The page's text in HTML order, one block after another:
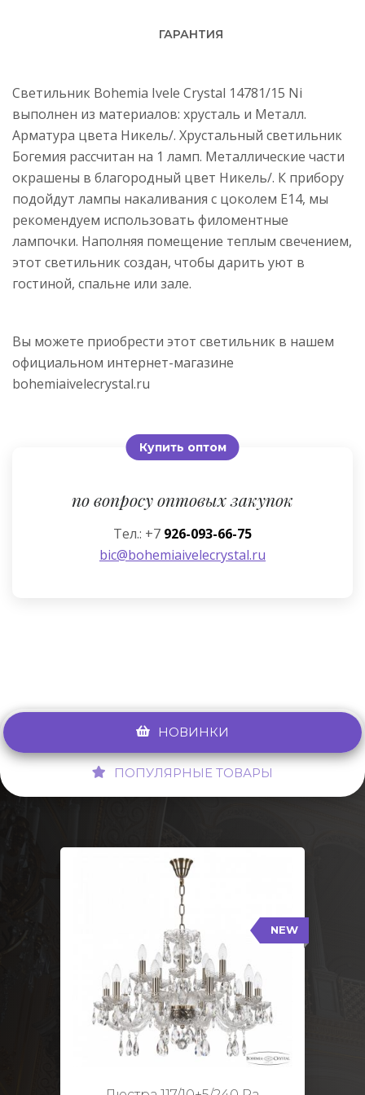
ГАРАНТИЯ
Светильник Bohemia Ivele Crystal 14781/15 Ni
выполнен из материалов: хрусталь и Металл.
Арматура цвета Никель/. Хрустальный светильник
Богемия рассчитан на 1 ламп. Металлические части
окрашены в благородный цвет Никель/. К прибору
подойдут лампы накаливания с цоколем E14, мы
рекомендуем использовать филоментные
лампочки. Наполняя помещение теплым свечением,
этот светильник создан, чтобы дарить уют в
гостиной, спальне или зале.
Вы можете приобрести этот светильник в нашем
официальном интернет-магазине
bohemiaivelecrystal.ru
Купить оптом
по вопросу оптовых закупок
Тел.: +7 926-093-66-75
bic@bohemiaivelecrystal.ru
НОВИНКИ
ПОПУЛЯРНЫЕ ТОВАРЫ
NEW
117/10+5/240 Pa
Тип: Стеклянный рожок
Цвет арматуры: Патина/
Кол-во ламп: 15
Диаметр: 70 см